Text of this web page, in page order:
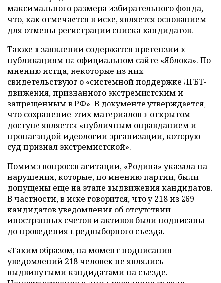
максимального размера избирательного фонда,
что, как отмечается в иске, является основанием
для отмены регистрации списка кандидатов.
Также в заявлении содержатся претензии к
публикациям на официальном сайте «Яблока». По
мнению истца, некоторые из них
свидетельствуют о «системной поддержке ЛГБТ-
движения, признанного экстремистским и
запрещенным в РФ». В документе утверждается,
что сохранение этих материалов в открытом
доступе является «публичным оправданием и
пропагандой идеологии организации, которую
суд признал экстремистской».
Помимо вопросов агитации, «Родина» указала на
нарушения, которые, по мнению партии, были
допущены еще на этапе выдвижения кандидатов.
В частности, в иске говорится, что у 218 из 269
кандидатов уведомления об отсутствии
иностранных счетов и активов были подписаны
до проведения предвыборного съезда.
«Таким образом, на момент подписания
уведомлений 218 человек не являлись
выдвинутыми кандидатами на съезде.